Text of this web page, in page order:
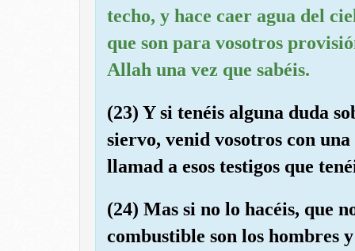
techo, y hace caer agua del
que son para vosotros
Allah una vez que sabéis.
(23) Y si tenéis alguna duda
siervo, venid vosotros con
llamad a esos testigos que
(24) Mas si no lo hacéis, que
combustible son los hombres